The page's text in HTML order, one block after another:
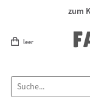
zum
leer